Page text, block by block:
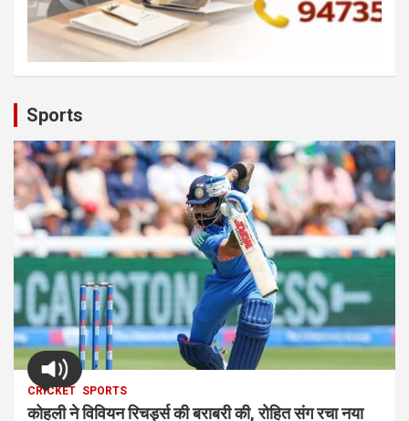
Sports
CRICKET SPORTS
कोहली ने विवियन रिचर्ड्स की बराबरी की, रोहित संग रचा नया